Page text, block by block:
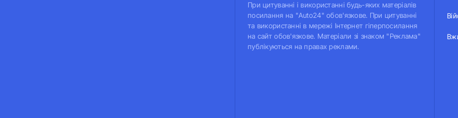
При цитуванні і використанні будь-яких матеріалів
посилання на "Auto24" обов'язкове. При цитуванні
та використанні в мережі Інтернет гіперпосилання
на сайт обов'язкове. Матеріали зі знаком "Реклама"
публікуються на правах реклами.